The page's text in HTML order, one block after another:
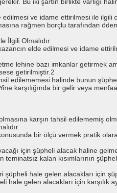
ve idame ettirilmesi ile ilgili
rağmen borçlu tarafından
İlgili Olmalıdır
elde edilmesi ve idame
lehine bazı imkanlar getirmek
getirilmiştir.2
edilememesi halinde bunun
karşılığında bir gelir veya
karşın tahsil edilememiş
bir ölçü vermek pratik
için şüpheli alacak haline
kalan kısımlarının
hale gelen alacakları için
gelen alacakları için karşılık